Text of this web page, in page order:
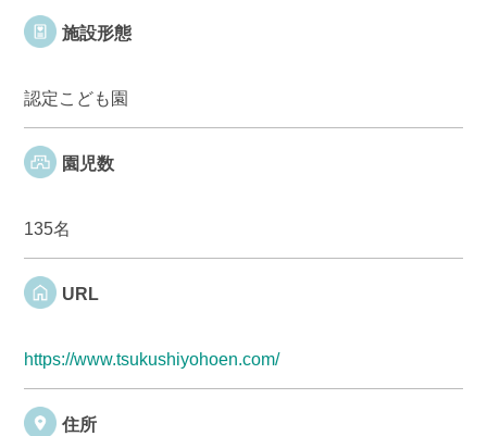
施設形態
認定こども園
園児数
135名
URL
https://www.tsukushiyohoen.com/
住所